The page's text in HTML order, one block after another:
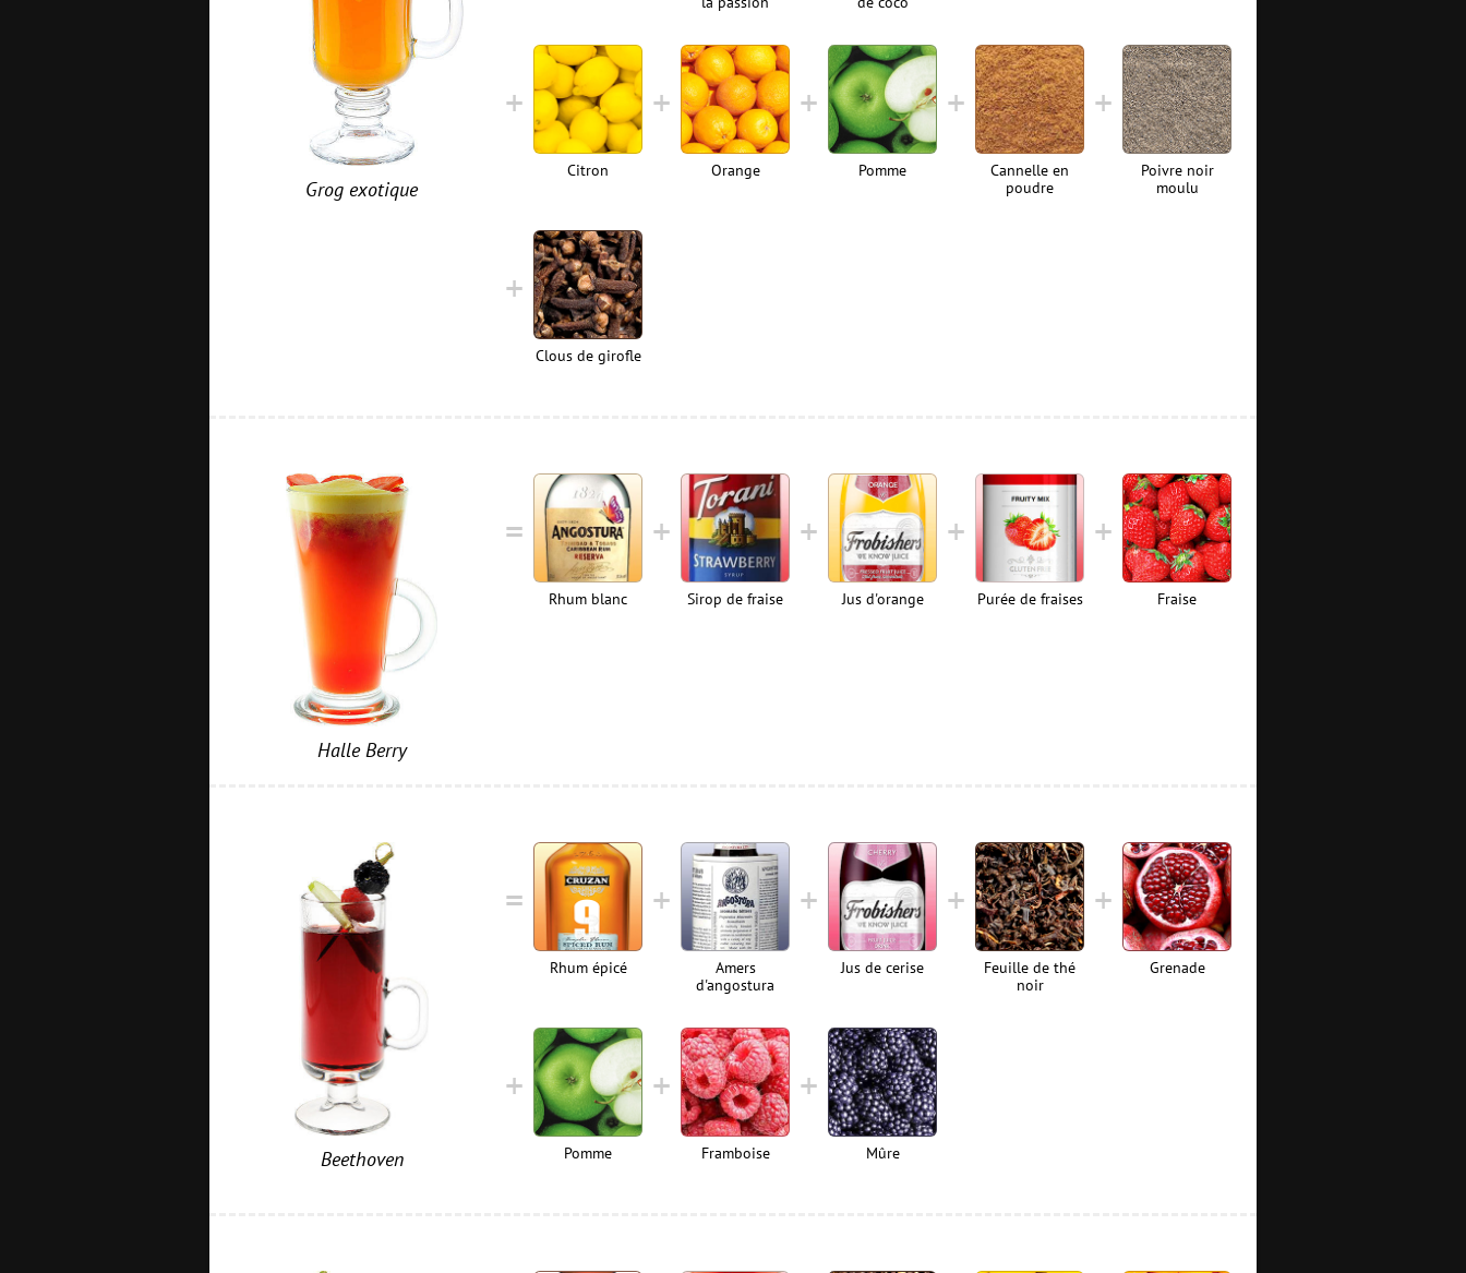
Grog exotique
Citron Orange Pomme
Cannelle en
poudre
Poivre noir
moulu
Clous de girofle
Halle Berry
Rhum blanc Sirop de fraise Jus d'orange Purée de fraises Fraise
Beethoven
Rhum épicé
Amers
d'angostura
Jus de cerise
Feuille de thé
noir
Grenade
Pomme Framboise Mûre